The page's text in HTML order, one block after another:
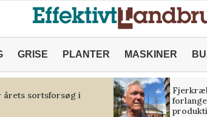
GRISE PLANTER MASKINER
årets sortsforsøg i